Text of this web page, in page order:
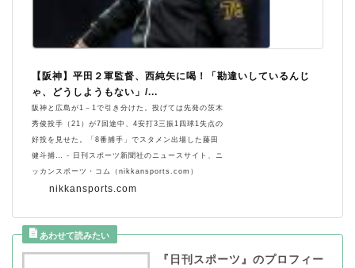
nikkansports.com
【阪神】平田２軍監督、西純矢に喝！「勘違いしているんじ
ゃ、どうしようもない」/...
阪神と広島が1－1で引き分けた。投げては先発の茨木
秀俊投手（21）が7回途中、4安打3三振1四球1失点の
好投を見せた。「8番捕手」でスタメン出場した藤田
健斗捕… - 日刊スポーツ新聞社のニュースサイト、ニ
ッカンスポーツ・コム（nikkansports.com）
『日刊スポーツ』のプロフィー